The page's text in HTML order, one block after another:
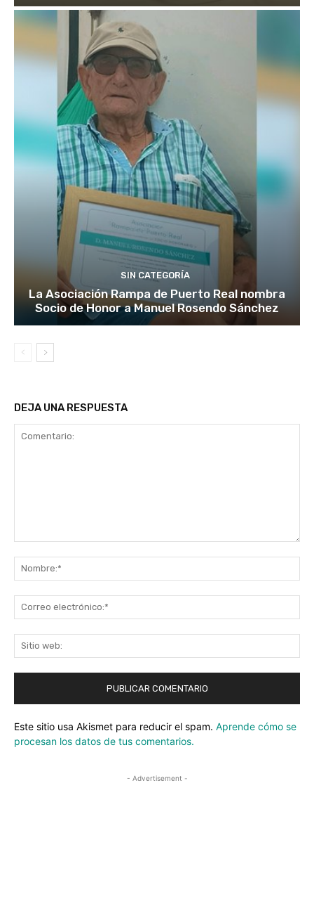
SIN CATEGORÍA
La Asociación Rampa de Puerto Real nombra
Socio de Honor a Manuel Rosendo Sánchez
DEJA UNA RESPUESTA
Este sitio usa Akismet para reducir el spam. Aprende cómo se
procesan los datos de tus comentarios.
- Advertisement -